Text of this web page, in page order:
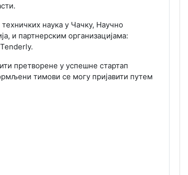
наука у Чачку, Научно
и партнерским организацијама:
претворене у успешне стартап
тимови се могу пријавити путем